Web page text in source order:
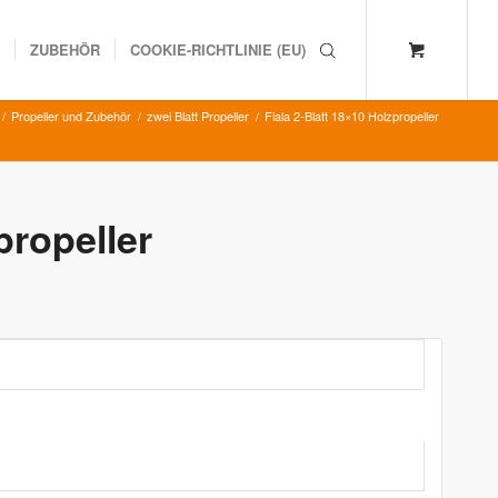
ZUBEHÖR COOKIE-RICHTLINIE (EU)
/ Propeller und Zubehör / zwei Blatt Propeller / Fiala 2-Blatt 18×10 Holzpropeller